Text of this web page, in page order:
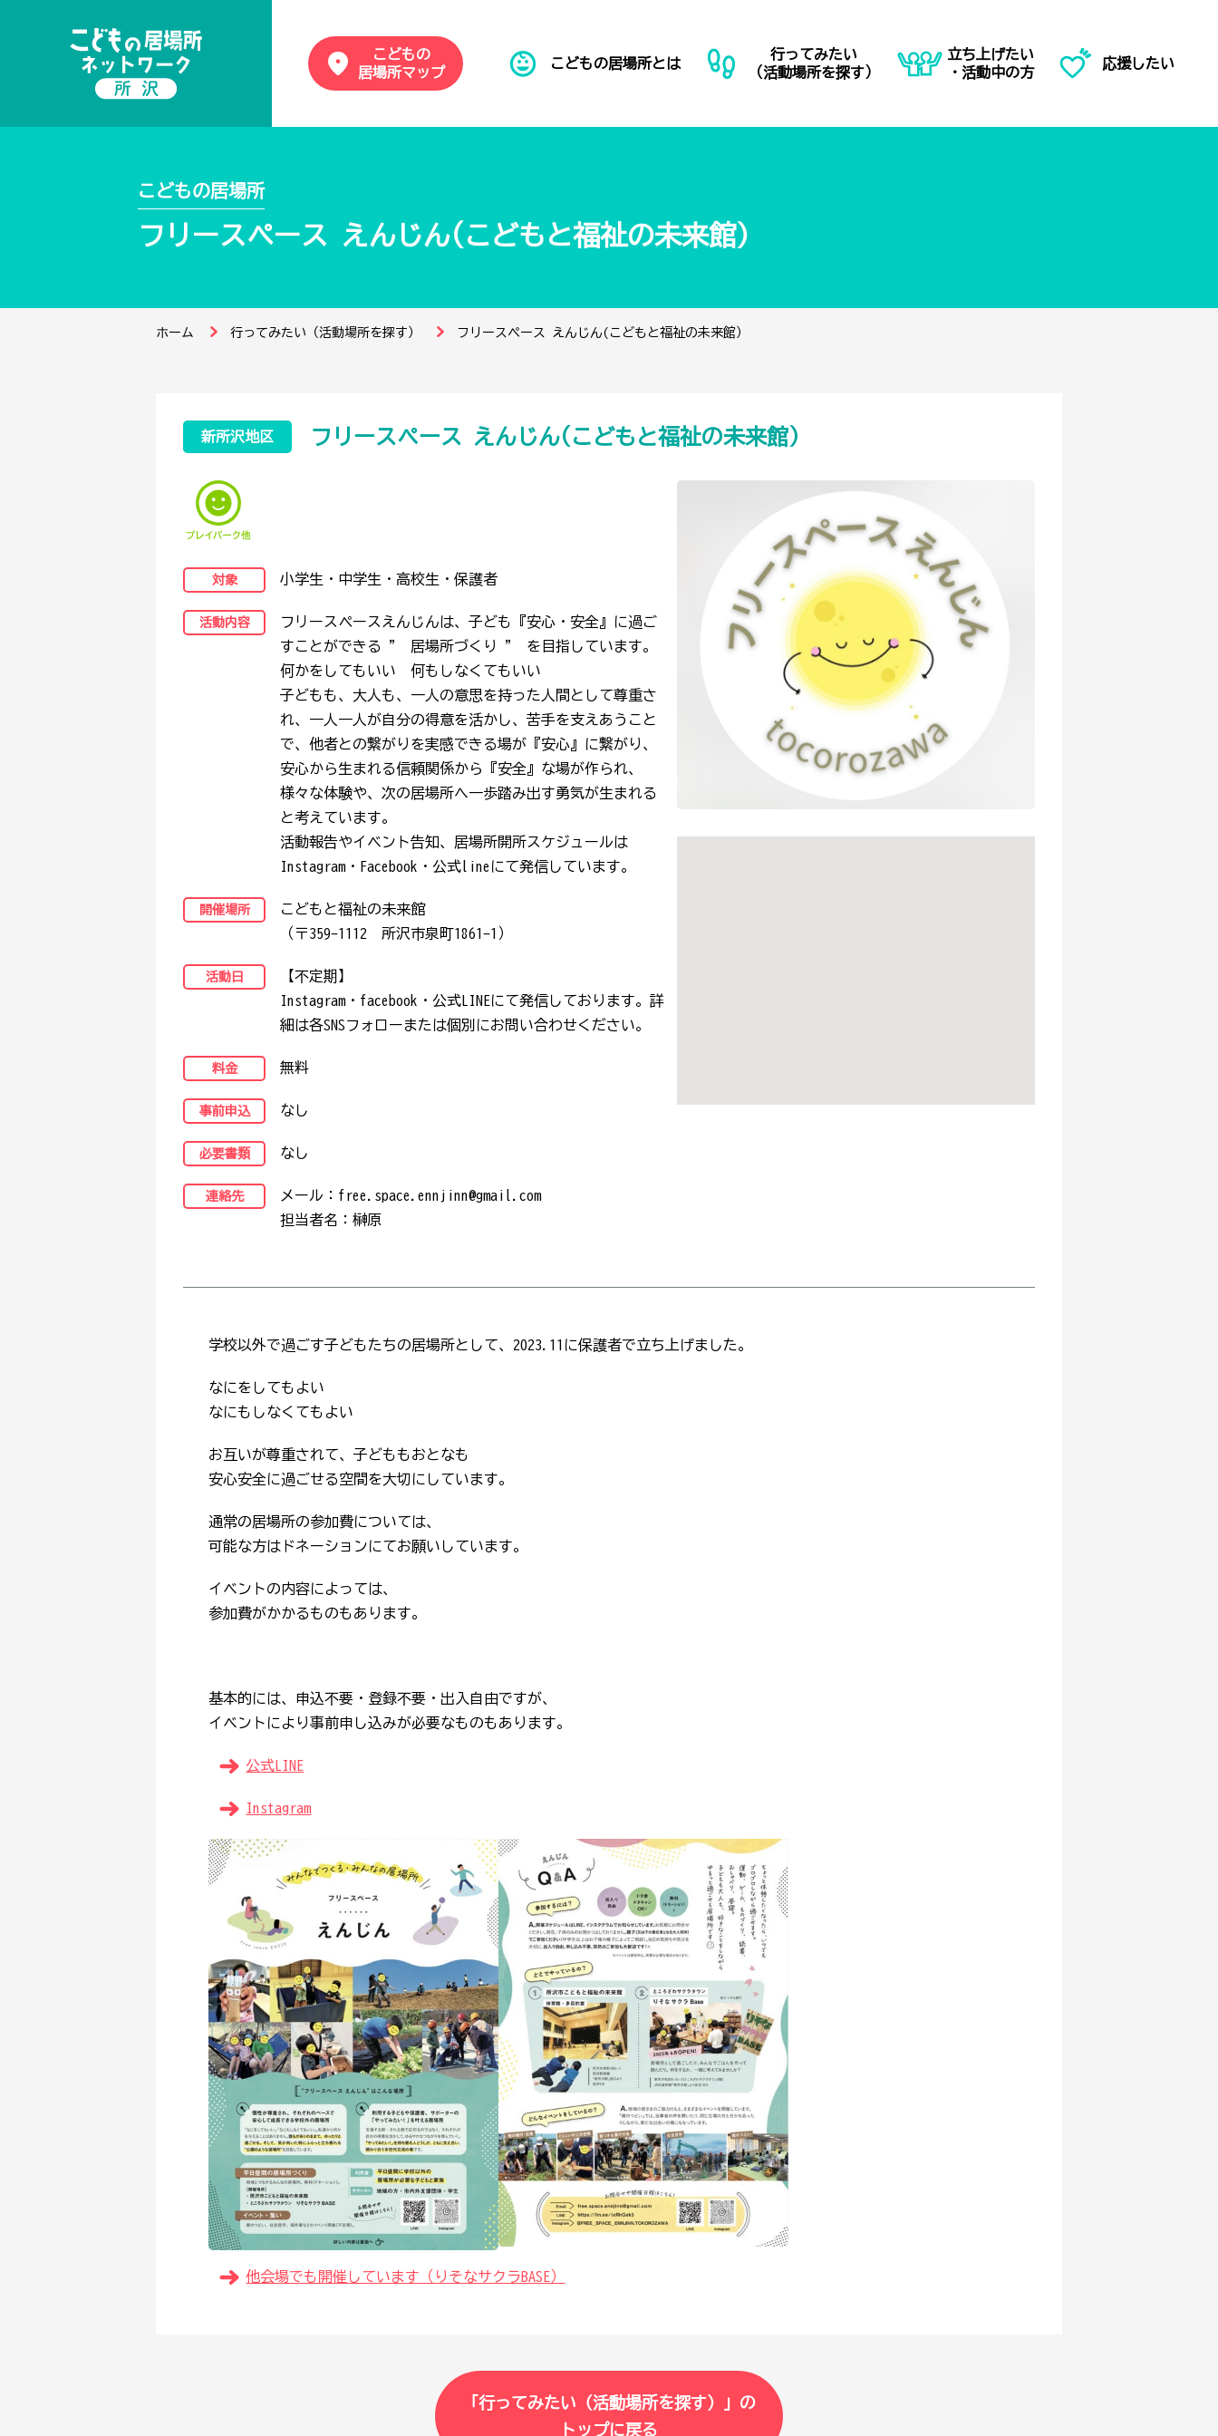
こどもの
居場所マップ
こどもの居場所とは
行ってみたい
（活動場所を探す）
立ち上げたい
・活動中の方
応援したい
こどもの居場所
フリースペース えんじん(こどもと福祉の未来館）
ホーム 行ってみたい（活動場所を探す） フリースペース えんじん(こどもと福祉の未来館）
新所沢地区 フリースペース えんじん(こどもと福祉の未来館）
対象 小学生・中学生・高校生・保護者
活動内容
フリースペースえんじんは、子ども『安心・安全』に過ご
すことができる ” 居場所づくり ” を目指しています。
何かをしてもいい　何もしなくてもいい
子どもも、大人も、一人の意思を持った人間として尊重さ
れ、一人一人が自分の得意を活かし、苦手を支えあうこと
で、他者との繋がりを実感できる場が『安心』に繋がり、
安心から生まれる信頼関係から『安全』な場が作られ、
様々な体験や、次の居場所へ一歩踏み出す勇気が生まれる
と考えています。
活動報告やイベント告知、居場所開所スケジュールは
Instagram・Facebook・公式lineにて発信しています。
開催場所
こどもと福祉の未来館
（〒359-1112　所沢市泉町1861-1）
活動日
【不定期】
Instagram・facebook・公式LINEにて発信しております。詳
細は各SNSフォローまたは個別にお問い合わせください。
料金 無料
事前申込 なし
必要書類 なし
連絡先
メール：free.space.ennjinn@gmail.com
担当者名：榊原
学校以外で過ごす子どもたちの居場所として、 2023.11 に保護者で立ち上げました。
なにをしてもよい
なにもしなくてもよい
お互いが尊重されて、子どももおとなも
安心安全に過ごせる空間を大切にしています。
通常の居場所の参加費については、
可能な方はドネーションにてお願いしています。
イベントの内容によっては、
参加費がかかるものもあります。
基本的には、 申込不要・登録不要・出入自由ですが、
イベントにより事前申し込みが必要なものもあります。
公式LINE
Instagram
他会場でも開催しています（りそなサクラBASE）
「行ってみたい（活動場所を探す）」の
トップに戻る